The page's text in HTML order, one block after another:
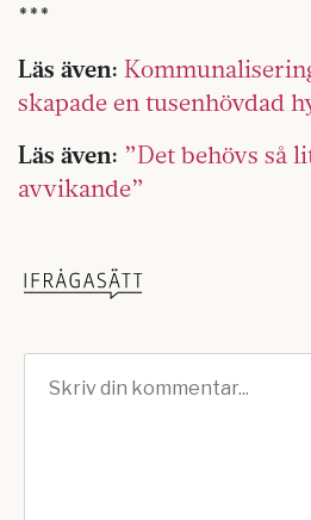
***
Läs även:
skapade en tusenhövdad
Läs även: ”Det behövs så
avvikande”